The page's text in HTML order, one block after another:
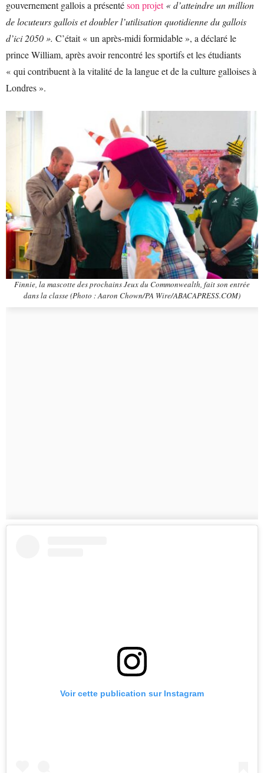
gouvernement gallois a présentéson projet « d’atteindre un million
de locuteurs gallois et doubler l’utilisation quotidienne du gallois
d’ici 2050 ». C’était « un après-midi formidable », a déclaré le
prince William, après avoir rencontré les sportifs et les étudiants
« qui contribuent à la vitalité de la langue et de la culture galloises à
Londres ».
Finnie, la mascotte des prochains Jeux du Commonwealth, fait son entrée
dans la classe (Photo : Aaron Chown/PA Wire/ABACAPRESS.COM)
Voir cette publication sur Instagram